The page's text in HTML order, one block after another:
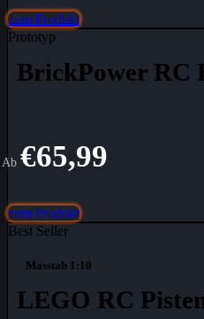
zum Produkt
Prototyp
BrickPower RC
Ab €65,99
zum Produkt
Best Seller
Masstab 1:10
LEGO RC